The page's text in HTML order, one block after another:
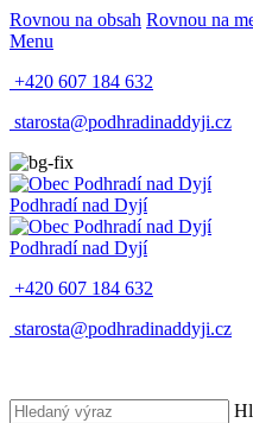
Rovnou na obsah Rovnou na
Menu
+420 607 184 632
starosta@podhradinaddyji.cz
Podhradí nad Dyjí
Podhradí nad Dyjí
+420 607 184 632
starosta@podhradinaddyji.cz